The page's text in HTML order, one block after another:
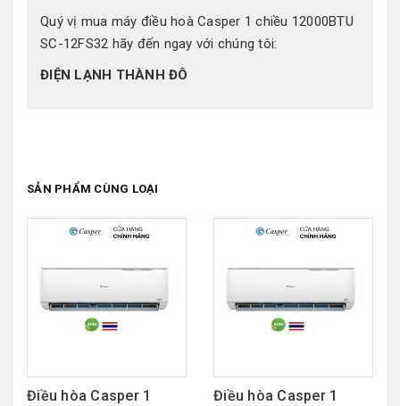
Quý vị mua máy điều hoà Casper 1 chiều 12000BTU
SC-12FS32 hãy đến ngay với chúng tôi:
ĐIỆN LẠNH THÀNH ĐÔ
SẢN PHẨM CÙNG LOẠI
Điều hòa Casper 1
Điều hòa Casper 1